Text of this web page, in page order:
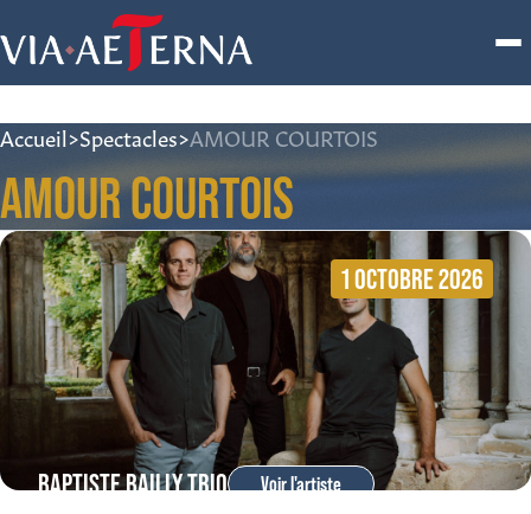
Accueil>Spectacles>AMOUR COURTOIS
AMOUR COURTOIS
BAPTISTE BAILLY TRIO Voir l'artiste
1 OCTOBRE 2026